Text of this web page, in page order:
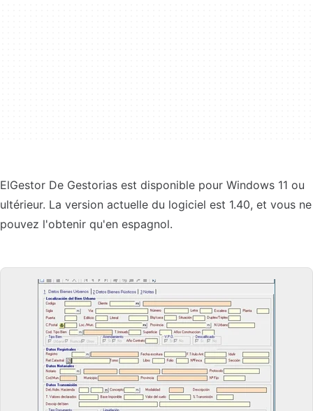
ElGestor De Gestorias est disponible pour Windows 11 ou
ultérieur. La version actuelle du logiciel est 1.40, et vous ne
pouvez l'obtenir qu'en espagnol.